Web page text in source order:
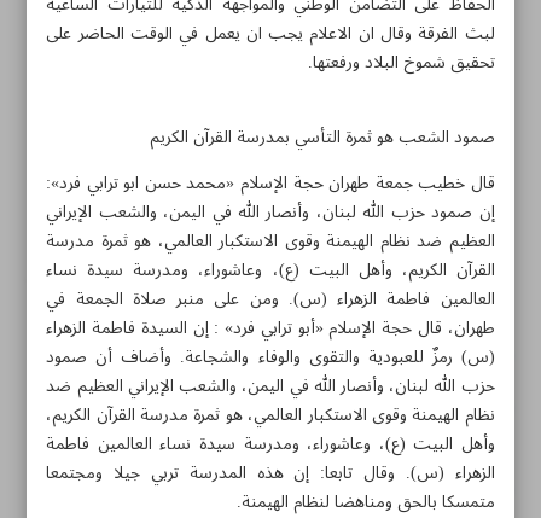
مواضيع هذه الصفحة
الفرقة داخل الأمّة الاسلامية هدف الصهيونية العالمية
على الدول الإسلامية استخدام القوّة في مواجهة الكيان
الصهيوني
أخبار قصيرة
لبث الفرقة وقال ان الاعلام يجب ان يعمل في الوقت الحاضر على
تحقيق شموخ البلاد ورفعتها.
صمود الشعب هو ثمرة التأسي بمدرسة القرآن الكريم
قال خطيب جمعة طهران حجة الإسلام «محمد حسن ابو ترابي فرد»:
إن صمود حزب الله لبنان، وأنصار الله في اليمن، والشعب الإيراني
العظيم ضد نظام الهيمنة وقوى الاستكبار العالمي، هو ثمرة مدرسة
القرآن الكريم، وأهل البيت (ع)، وعاشوراء، ومدرسة سيدة نساء
العالمين فاطمة الزهراء (س). ومن على منبر صلاة الجمعة في
طهران، قال حجة الإسلام «أبو ترابي فرد» : إن السيدة فاطمة الزهراء
(س) رمزٌ للعبودية والتقوى والوفاء والشجاعة. وأضاف أن صمود
حزب الله لبنان، وأنصار الله في اليمن، والشعب الإيراني العظيم ضد
نظام الهيمنة وقوى الاستكبار العالمي، هو ثمرة مدرسة القرآن الكريم،
وأهل البيت (ع)، وعاشوراء، ومدرسة سيدة نساء العالمين فاطمة
الزهراء (س). وقال تابعا: إن هذه المدرسة تربي جيلا ومجتمعا
متمسكا بالحق ومناهضا لنظام الهيمنة.